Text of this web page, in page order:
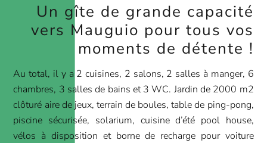
Un gîte de grande capacité
vers Mauguio pour tous vos
moments de détente !
Au total, il y a 2 cuisines, 2 salons, 2 salles à manger, 6
chambres, 3 salles de bains et 3 WC. Jardin de 2000 m2
clôturé aire de jeux, terrain de boules, table de ping-pong,
piscine sécurisée, solarium, cuisine d’été pool house,
vélos à disposition et borne de recharge pour voiture